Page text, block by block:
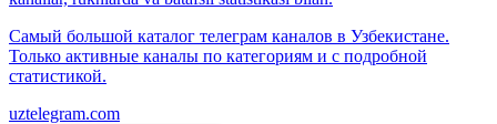
Самый большой каталог телеграм каналов в Узбекистане.
Только активные каналы по категориям и с подробной
статистикой.
uztelegram.com